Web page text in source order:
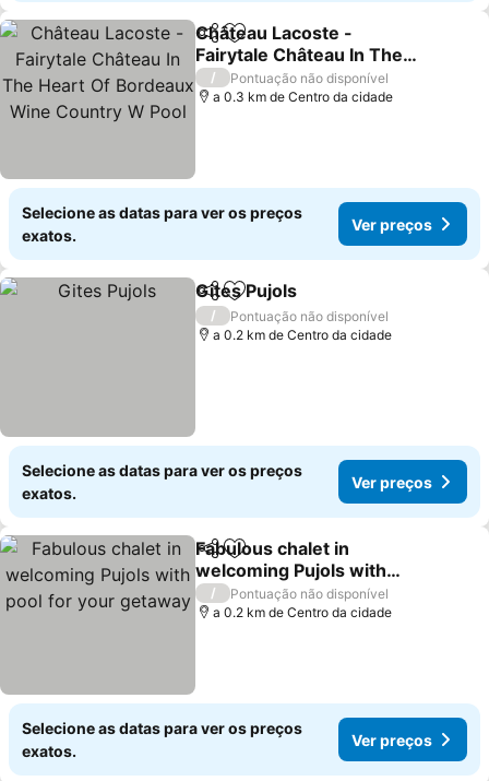
PartilharAdicionar aos favoritos
Château Lacoste -
Fairytale Château In The
Heart Of Bordeaux Wine
Country W Pool
Ver preços
/
Pontuação não disponível
a 0.3 km de Centro da cidade
Selecione as datas para ver os preços
exatos.
Ver preços
PartilharAdicionar aos favoritos
Gites Pujols
/
Pontuação não disponível
a 0.2 km de Centro da cidade
Selecione as datas para ver os preços
exatos.
Ver preços
PartilharAdicionar aos favoritos
Fabulous chalet in
welcoming Pujols with
pool for your getaway
Ver preços
/
Pontuação não disponível
a 0.2 km de Centro da cidade
Selecione as datas para ver os preços
exatos.
Ver preços